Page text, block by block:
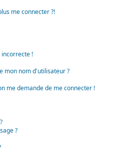
me connecter ?!
incorrecte !
mon nom d'utilisateur ?
me demande de me connecter !
?